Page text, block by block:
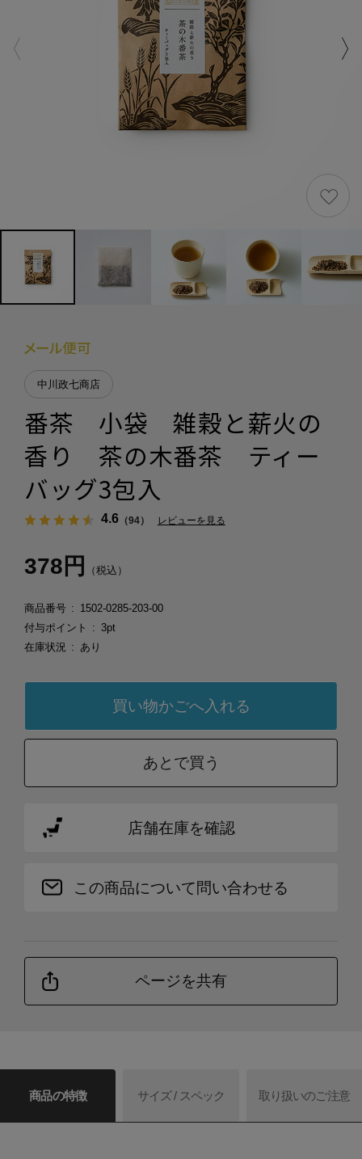
中川政七商店
番茶 小袋 雑穀と薪火の
香り 茶の木番茶 ティー
バッグ3包入
4.6（94） レビューを見る
378円 （税込）
商品番号
1502-0285-203-00
付与ポイント
3pt
在庫状況
あり
あとで買う
店舗在庫を確認
この商品について問い合わせる
ページを共有
商品の特徴 サイズ / スペック 取り扱いのご注意